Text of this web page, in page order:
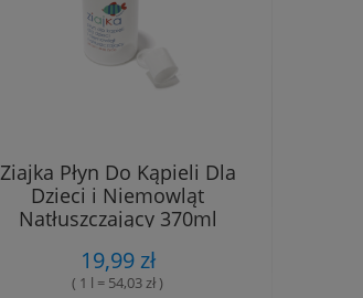
Ziajka Płyn Do Kąpieli Dla
Dzieci i Niemowląt
Natłuszczający 370ml
19,99 zł
( 1 l = 54,03 zł )